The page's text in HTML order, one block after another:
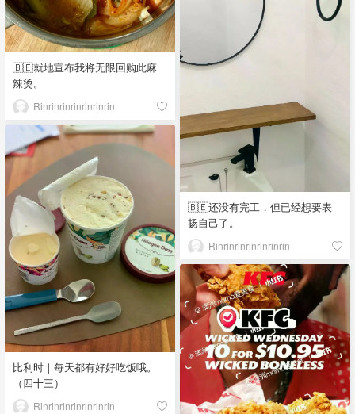
🇧🇪就地宣布我将无限回购此麻
辣烫。
Rinrinrinrinrinrinrin
🇧🇪还没有完工，但已经想要表
扬自己了。
Rinrinrinrinrinrinrin
比利时｜每天都有好好吃饭哦。
（四十三）
Rinrinrinrinrinrinrin